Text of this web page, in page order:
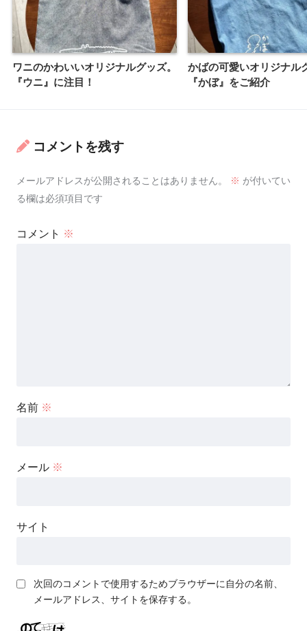
ワニのかわいいオリジナルグッズ。
『ウニ』に注目！
かばの可愛いオリジナル
『かぼ』をご紹介
コメントを残す
メールアドレスが公開されることはありません。 ※ が付いてい
る欄は必須項目です
コメント ※
名前 ※
メール ※
サイト
次回のコメントで使用するためブラウザーに自分の名前、
メールアドレス、サイトを保存する。